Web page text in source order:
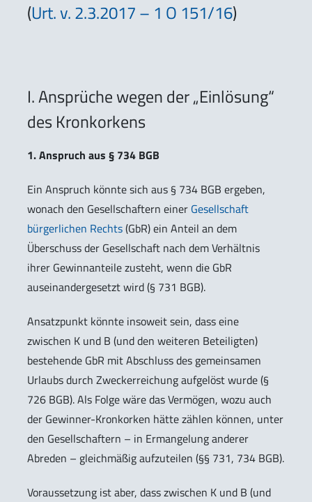
(Urt. v. 2.3.2017 – 1 O 151/16)
I. Ansprüche wegen der „Einlösung“
des Kronkorkens
1. Anspruch aus § 734 BGB
Ein Anspruch könnte sich aus § 734 BGB ergeben,
wonach den Gesellschaftern einer Gesellschaft
bürgerlichen Rechts(GbR) ein Anteil an dem
Überschuss der Gesellschaft nach dem Verhältnis
ihrer Gewinnanteile zusteht, wenn die GbR
auseinandergesetzt wird (§ 731 BGB).
Ansatzpunkt könnte insoweit sein, dass eine
zwischen K und B (und den weiteren Beteiligten)
bestehende GbR mit Abschluss des gemeinsamen
Urlaubs durch Zweckerreichung aufgelöst wurde (§
726 BGB). Als Folge wäre das Vermögen, wozu auch
der Gewinner-Kronkorken hätte zählen können, unter
den Gesellschaftern – in Ermangelung anderer
Abreden – gleichmäßig aufzuteilen (§§ 731, 734 BGB).
Voraussetzung ist aber, dass zwischen K und B (und